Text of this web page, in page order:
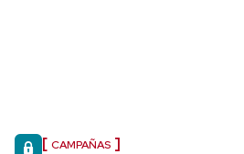
CAMPAÑAS